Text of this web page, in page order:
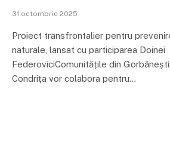
31 octombrie 2025
Proiect transfrontalier pentru
naturale, lansat cu participarea Doinei
FederoviciComunitățile din
Condrița vor colabora pentru…